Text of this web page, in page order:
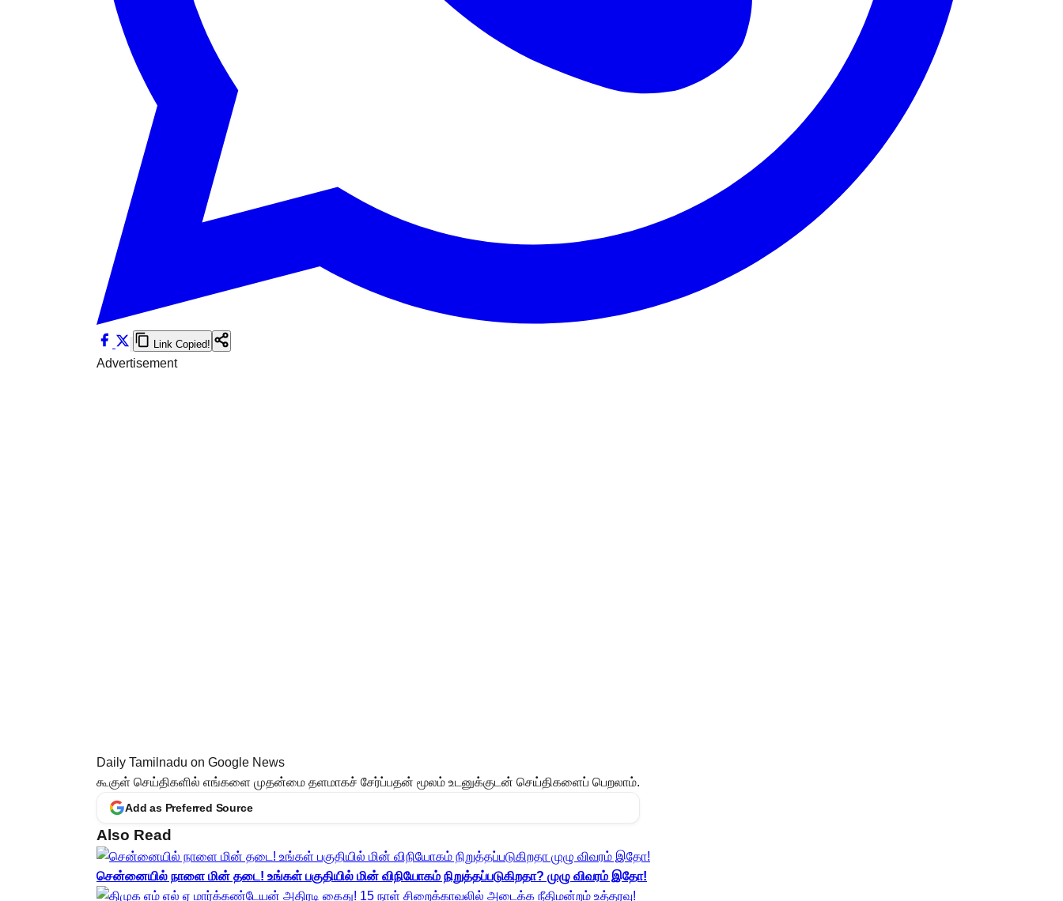
Link Copied!
Advertisement
Daily Tamilnadu on Google News
கூகுள் செய்திகளில் எங்களை முதன்மை தளமாகச் சேர்ப்பதன் மூலம் உடனுக்குடன் செய்திகளைப் பெறலாம்.
Add as Preferred Source
Also Read
சென்னையில் நாளை மின் தடை! உங்கள் பகுதியில் மின் விநியோகம் நிறுத்தப்படுகிறதா? முழு விவரம் இதோ!